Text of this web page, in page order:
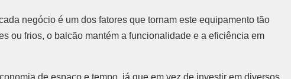
negócio é um dos fatores que tornam este equipamento tão
ou frios, o balcão mantém a funcionalidade e a eficiência em
de espaço e tempo, já que em vez de investir em diversos